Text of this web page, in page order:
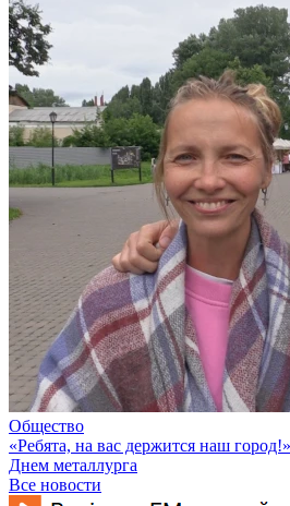
Общество
«Ребята, на вас держится наш
Днем металлурга
Все новости